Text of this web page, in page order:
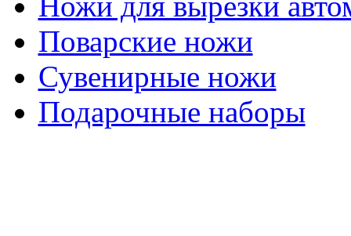
Поварские ножи
Сувенирные ножи
Подарочные наборы